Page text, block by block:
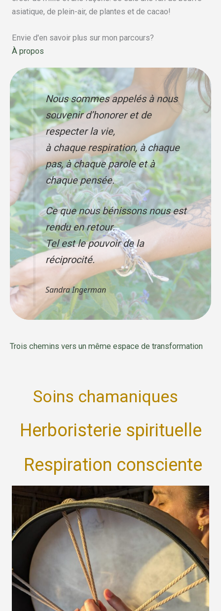
asiatique, de plein-air, de plantes et de cacao!
Envie d'en savoir plus sur mon parcours?
À propos
Nous sommes appelés à nous
souvenir d’honorer et de
respecter la vie,
à chaque respiration, à chaque
pas, à chaque parole et à
chaque pensée.
Ce que nous bénissons nous est
rendu en retour.
Tel est le pouvoir de la
réciprocité.
Sandra Ingerman
Trois chemins vers un même espace de transformation
Soins chamaniques
Herboristerie spirituelle
Respiration consciente